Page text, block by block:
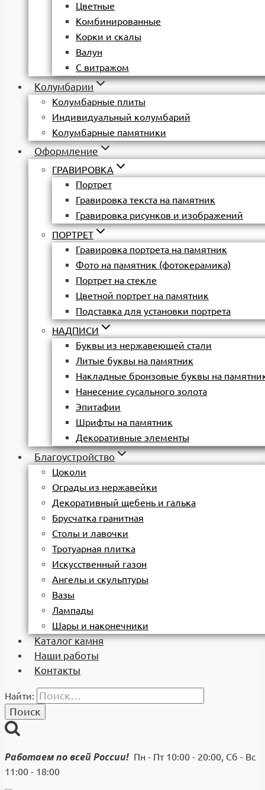
Цветные
Комбинированные
Корки и скалы
Валун
С витражом
Колумбарии
Колумбарные плиты
Индивидуальный колумбарий
Колумбарные памятники
Оформление
ГРАВИРОВКА
Портрет
Гравировка текста на памятник
Гравировка рисунков и изображений
ПОРТРЕТ
Гравировка портрета на памятник
Фото на памятник (фотокерамика)
Портрет на стекле
Цветной портрет на памятник
Подставка для установки портрета
НАДПИСИ
Буквы из нержавеющей стали
Литые буквы на памятник
Накладные бронзовые буквы на
Нанесение сусального золота
Эпитафии
Шрифты на памятник
Декоративные элементы
Благоустройство
Цоколи
Ограды из нержавейки
Декоративный щебень и галька
Брусчатка гранитная
Столы и лавочки
Тротуарная плитка
Искусственный газон
Ангелы и скульптуры
Вазы
Лампады
Шары и наконечники
Каталог камня
Наши работы
Контакты
Найти:
Работаем по всей России! Пн - Пт 10:00 - 20:00, Сб - Вс
11:00 - 18:00